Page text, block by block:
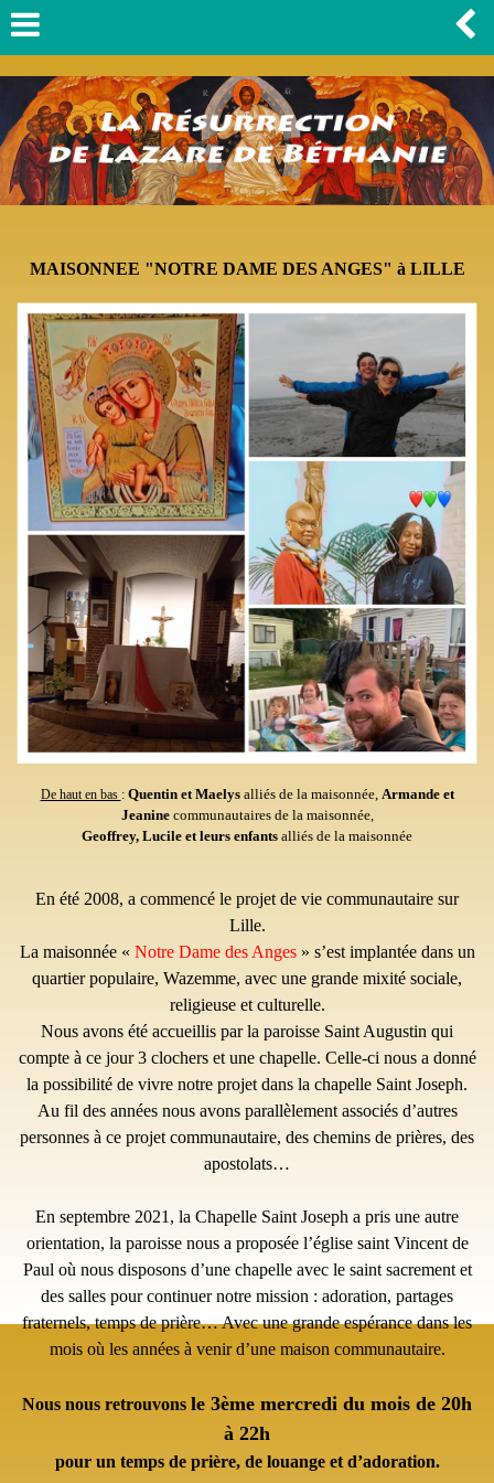
MAISONNEE "NOTRE DAME DES ANGES" à LILLE
De haut en bas : Quentin et Maelysalliés de la maisonnée, Armande et
Jeanine communautaires de la maisonnée,
Geoffrey, Lucile et leurs enfants alliés de la maisonnée
En été 2008, a commencé le projet de vie communautaire sur
Lille.
La maisonnée « Notre Dame des Anges» s’est implantée dans un
quartier populaire, Wazemme, avec une grande mixité sociale,
religieuse et culturelle.
Nous avons été accueillis par la paroisse Saint Augustin qui
compte à ce jour 3 clochers et une chapelle. Celle-ci nous a donné
la possibilité de vivre notre projet dans la chapelle Saint Joseph.
Au fil des années nous avons parallèlement associés d’autres
personnes à ce projet communautaire, des chemins de prières, des
apostolats…
En septembre 2021, la Chapelle Saint Joseph a pris une autre
orientation, la paroisse nous a proposée l’église saint Vincent de
Paul où nous disposons d’une chapelle avec le saint sacrement et
des salles pour continuer notre mission : adoration, partages
fraternels, temps de prière… Avec une grande espérance dans les
mois où les années à venir d’une maison communautaire.
Nous nous retrouvons le 3ème mercredi du mois de 20h
à 22h
pour un temps de prière, de louange et d’adoration.